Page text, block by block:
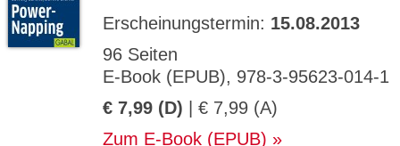
Erscheinungstermin: 15.08.2013
96 Seiten
E-Book (EPUB), 978-3-95623-014-1
€ 7,99 (D) | € 7,99 (A)
Zum E-Book (EPUB)